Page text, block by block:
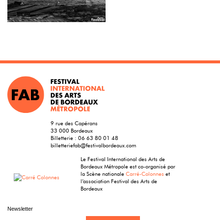
9 rue des Capérans
33 000 Bordeaux
Billetterie : 06 63 80 01 48
billetteriefab@festivalbordeaux.com
Le Festival International des Arts de
Bordeaux Métropole est co-organisé par
la Scène nationaleCarré-Colonnes et
l’association Festival des Arts de
Bordeaux
Newsletter